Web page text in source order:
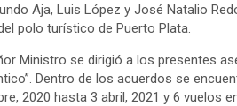
Aja, Luis López y José Natalio
polo turístico de Puerto Plata.
Ministro se dirigió a los presentes
Dentro de los acuerdos se
2020 hasta 3 abril, 2021 y 6